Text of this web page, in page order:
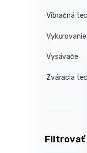
Vibračná
Vykurovanie
Vysávače
Zváracia
Filtrovať